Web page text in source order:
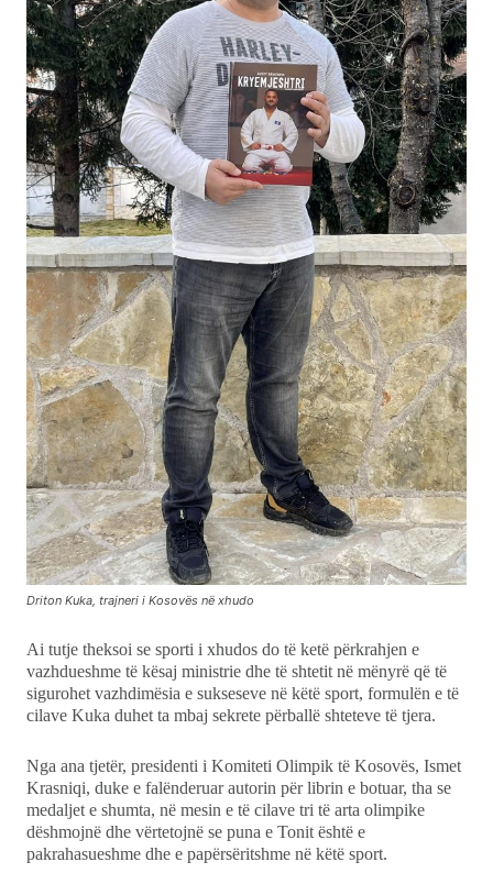
Driton Kuka, trajneri i Kosovës në xhudo
Ai tutje theksoi se sporti i xhudos do të ketë përkrahjen e
vazhdueshme të kësaj ministrie dhe të shtetit në mënyrë që të
sigurohet vazhdimësia e sukseseve në këtë sport, formulën e të
cilave Kuka duhet ta mbaj sekrete përballë shteteve të tjera.
Nga ana tjetër, presidenti i Komiteti Olimpik të Kosovës, Ismet
Krasniqi, duke e falënderuar autorin për librin e botuar, tha se
medaljet e shumta, në mesin e të cilave tri të arta olimpike
dëshmojnë dhe vërtetojnë se puna e Tonit është e
pakrahasueshme dhe e papërsëritshme në këtë sport.